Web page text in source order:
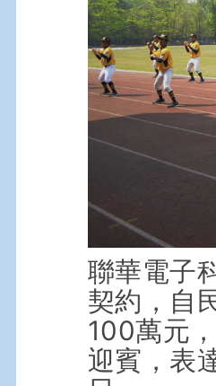
聯華電子
契約，自
100萬元
迎賓，表